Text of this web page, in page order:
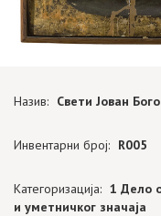
Назив: Свети Јован
Инвентарни број: R005
Категоризација: 1 Дело
и уметничког значаја